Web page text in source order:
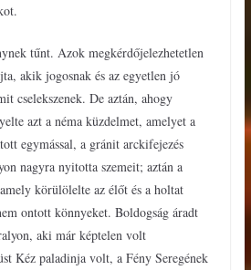
tűnt. Azok megkérdőjelezhetetlen
akik jogosnak és az egyetlen jó
cselekszenek. De aztán, ahogy
azt a néma küzdelmet, amelyet a
egymással, a gránit arckifejezés
nagyra nyitotta szemeit; aztán a
körülölelte az élőt és a holtat
ontott könnyeket. Boldogság áradt
aki már képtelen volt
Kéz paladinja volt, a Fény Seregének